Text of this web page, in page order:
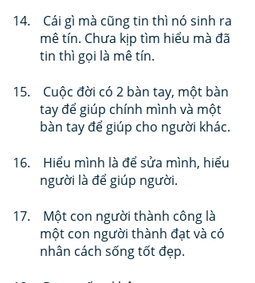
mê tín. Chưa kịp tìm hiểu mà đã
tin thì gọi là mê tín.
tay để giúp chính mình và một
bàn tay để giúp cho người khác.
người là để giúp người.
một con người thành đạt và có
nhân cách sống tốt đẹp.